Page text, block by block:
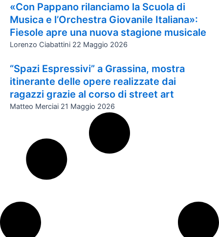
«Con Pappano rilanciamo la Scuola di
Musica e l’Orchestra Giovanile Italiana»:
Fiesole apre una nuova stagione musicale
Lorenzo Ciabattini 22 Maggio 2026
“Spazi Espressivi” a Grassina, mostra
itinerante delle opere realizzate dai
ragazzi grazie al corso di street art
Matteo Merciai 21 Maggio 2026